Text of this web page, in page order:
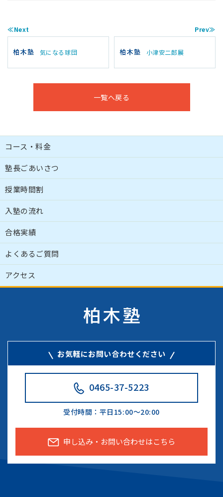
≪Next
気になる球団
Prev≫
小津安二郎展
一覧へ戻る
コース・料金
塾長ごあいさつ
授業時間割
入塾の流れ
合格実績
よくあるご質問
アクセス
お気軽にお問い合わせください
0465-37-5223
受付時間： 平日15:00～20:00
申し込み・お問い合わせはこちら